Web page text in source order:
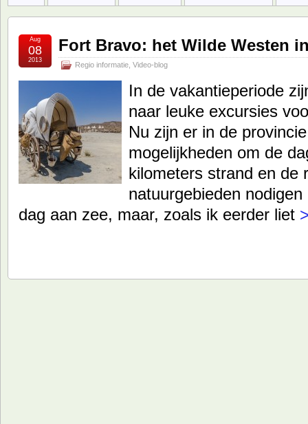
Fort Bravo: het Wilde Westen
Regio informatie Video-blog
Aug
08
2013
In de vakantieperiode
naar leuke excursies
Nu zijn er in de
mogelijkheden om de
kilometers strand en de
natuurgebieden
dag aan zee, maar, zoals ik eerder liet